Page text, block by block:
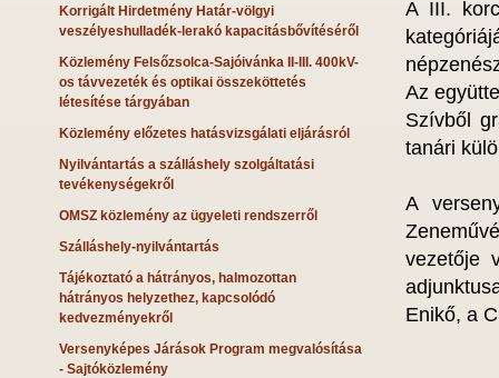
Korrigált Hirdetmény Határ-völgyi
veszélyeshulladék-lerakó kapacitásbővítéséről
Közlemény Felsőzsolca-Sajóivánka II-III. 400kV-
os távvezeték és optikai összeköttetés
létesítése tárgyában
Közlemény előzetes hatásvizsgálati eljárásról
Nyilvántartás a szálláshely szolgáltatási
tevékenységekről
OMSZ közlemény az ügyeleti rendszerről
Szálláshely-nyilvántartás
Tájékoztató a hátrányos, halmozottan
hátrányos helyzethez, kapcsolódó
kedvezményekről
Versenyképes Járások Program megvalósítása
- Sajtóközlemény
A III.
Az
Szívből
tanári
A
vezetője
Enikő, a